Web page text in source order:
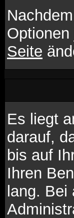
Seite
Es liegt
darauf,
bis auf
Ihren
lang.